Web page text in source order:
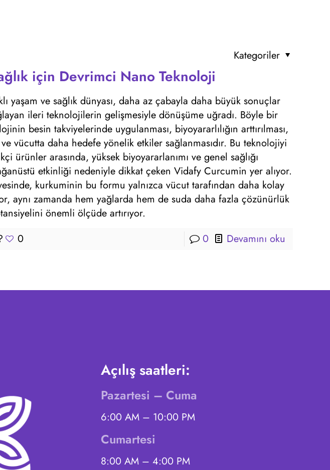
Kategoriler
için Devrimci Nano Teknoloji
yaşam ve sağlık dünyası, daha az çabayla daha büyük sonuçlar
ileri teknolojilerin gelişmesiyle dönüşüme uğradı. Böyle bir
besin takviyelerinde uygulanması, biyoyararlılığın arttırılması,
vücutta daha hedefe yönelik etkiler sağlanmasıdır. Bu teknolojiyi
ürünler arasında, yüksek biyoyararlanımı ve genel sağlığı
etkinliği nedeniyle dikkat çeken Vidafy Curcumin yer alıyor.
kurkuminin bu formu yalnızca vücut tarafından daha kolay
aynı zamanda hem yağlarda hem de suda daha fazla çözünürlük
önemli ölçüde artırıyor.
0 0 Devamını oku
Açılış saatleri:
Pazartesi – Cuma
6:00 AM – 10:00 PM
Cumartesi
8:00 AM – 4:00 PM